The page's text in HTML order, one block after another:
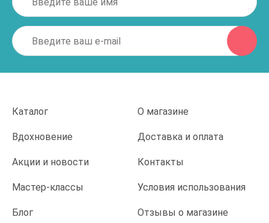
Каталог О магазине
Вдохновение Доставка и оплата
Акции и новости Контакты
Мастер-классы Условия использования
Блог Отзывы о магазине